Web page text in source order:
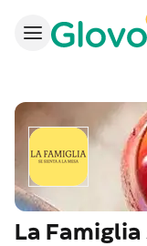
La Famiglia